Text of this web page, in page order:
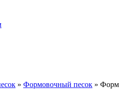
» Формовочный песок »